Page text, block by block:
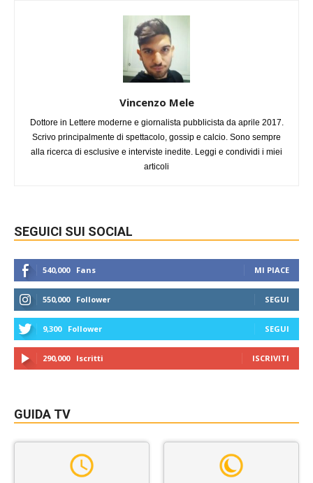
Vincenzo Mele
Dottore in Lettere moderne e giornalista pubblicista da aprile 2017.
Scrivo principalmente di spettacolo, gossip e calcio. Sono sempre
alla ricerca di esclusive e interviste inedite. Leggi e condividi i miei
articoli
SEGUICI SUI SOCIAL
540,000 Fans MI PIACE
550,000 Follower SEGUI
9,300 Follower SEGUI
290,000 Iscritti ISCRIVITI
GUIDA TV